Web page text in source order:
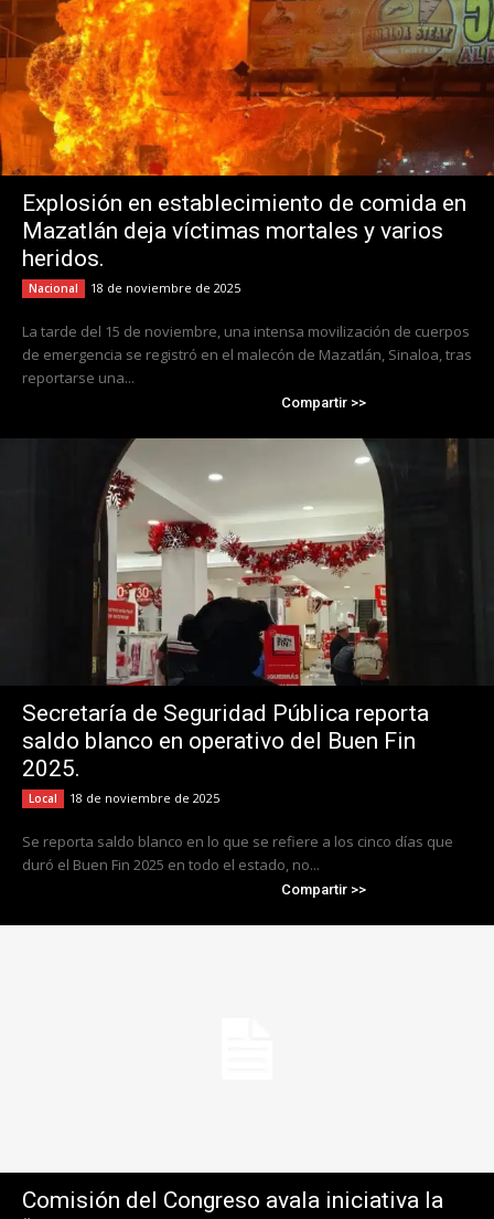
Explosión en establecimiento de comida en
Mazatlán deja víctimas mortales y varios
heridos.
Nacional 18 de noviembre de 2025
La tarde del 15 de noviembre, una intensa movilización de cuerpos
de emergencia se registró en el malecón de Mazatlán, Sinaloa, tras
reportarse una...
Compartir >>
Secretaría de Seguridad Pública reporta
saldo blanco en operativo del Buen Fin
2025.
Local 18 de noviembre de 2025
Se reporta saldo blanco en lo que se refiere a los cinco días que
duró el Buen Fin 2025 en todo el estado, no...
Compartir >>
Comisión del Congreso avala iniciativa la